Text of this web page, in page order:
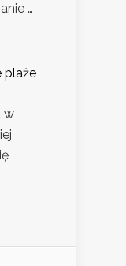
…
plaże
w